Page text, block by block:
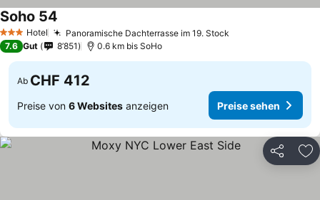
3 SterneHotel Panoramische Dachterrasse im 19. Stock
Soho 54
7.6 Gut 8’851 0.6 km bis SoHo
Ab CHF 412
Preise von 6 Websites anzeigen Preise sehen
Teilen